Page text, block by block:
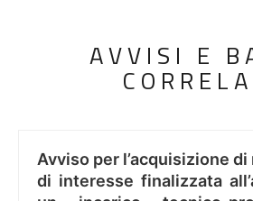
AVVISI E
Avviso per l’acquisizione
di interesse finalizzata